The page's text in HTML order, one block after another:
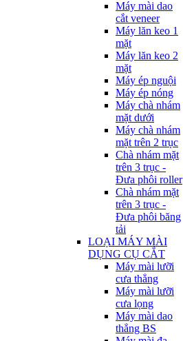
Máy mài dao
cắt veneer
Máy lăn keo 1
mặt
Máy lăn keo 2
mặt
Máy ép nguội
Máy ép nóng
Máy chà nhám
mặt dưới
Máy chà nhám
mặt trên 2 trục
Chà nhám mặt
trên 3 trục -
Đưa phôi roller
Chà nhám mặt
trên 3 trục -
Đưa phôi băng
tải
LOẠI MÁY MÀI
DỤNG CỤ CẮT
Máy mài lưỡi
cưa thẳng
Máy mài lưỡi
cưa lọng
Máy mài dao
thẳng BS